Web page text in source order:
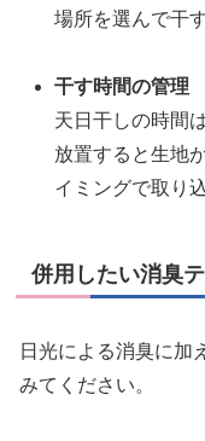
場所を選んで干
干す時間の管理
天日干しの時間
放置すると生地
イミングで取り
併用したい消臭
日光による消臭に加
みてください。